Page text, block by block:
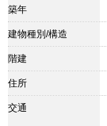
築年
建物種別/構造
階建
住所
交通